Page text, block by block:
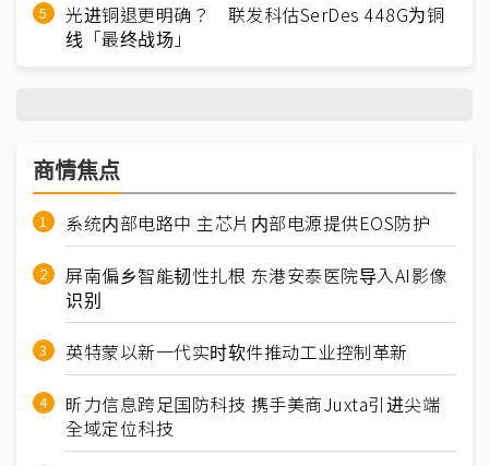
光进铜退更明确？ 联发科估SerDes 448G为铜
线「最终战场」
商情焦点
系统内部电路中 主芯片内部电源提供EOS防护
屏南偏乡智能韧性扎根 东港安泰医院导入AI影像
识别
英特蒙以新一代实时软件推动工业控制革新
昕力信息跨足国防科技 携手美商Juxta引进尖端
全域定位科技